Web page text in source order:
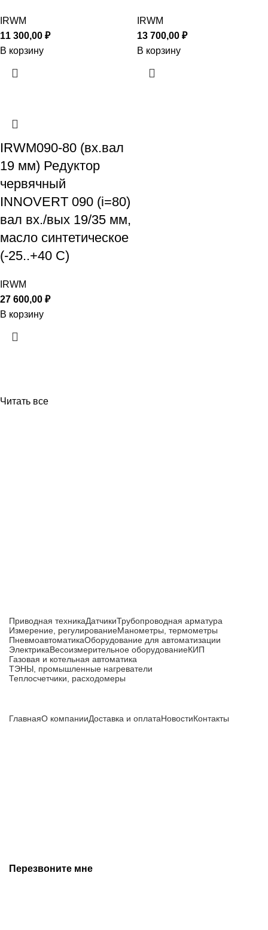
IRWM
11 300,00 ₽
В корзину
IRWM
13 700,00 ₽
В корзину
IRWM090-80 (вх.вал
19 мм) Редуктор
червячный
INNOVERT 090 (i=80)
вал вх./вых 19/35 мм,
масло синтетическое
(-25..+40 С)
IRWM
27 600,00 ₽
В корзину
Читать все
Приводная техникаДатчикиТрубопроводная арматура
Измерение, регулированиеМанометры, термометры
ПневмоавтоматикаОборудование для автоматизации
ЭлектрикаВесоизмерительное оборудованиеКИП
Газовая и котельная автоматика
ТЭНЫ, промышленные нагреватели
Теплосчетчики, расходомеры
ГлавнаяО компанииДоставка и оплатаНовостиКонтакты
Перезвоните мне